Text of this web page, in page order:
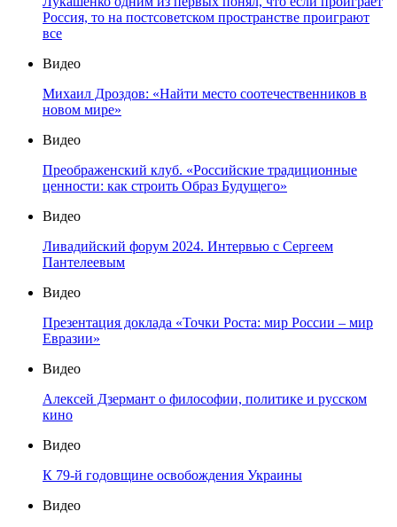
Россия, то на постсоветском пространстве проиграют
все
Видео
Михаил Дроздов: «Найти место соотечественников в
новом мире»
Видео
Преображенский клуб. «Российские традиционные
ценности: как строить Образ Будущего»
Видео
Ливадийский форум 2024. Интервью с Сергеем
Пантелеевым
Видео
Презентация доклада «Точки Роста: мир России – мир
Евразии»
Видео
Алексей Дзермант о философии, политике и русском
кино
Видео
К 79-й годовщине освобождения Украины
Видео